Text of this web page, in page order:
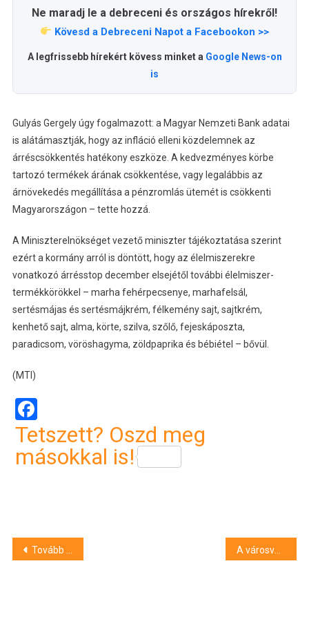
Ne maradj le a debreceni és országos hírekről!
Kövesd a Debreceni Napot a Facebookon >>
A legfrissebb hírekért kövess minket a Google News-on
is
Gulyás Gergely úgy fogalmazott: a Magyar Nemzeti Bank adatai
is alátámasztják, hogy az infláció elleni közdelemnek az
árréscsökkentés hatékony eszköze. A kedvezményes körbe
tartozó termékek árának csökkentése, vagy legalábbis az
árnövekedés megállítása a pénzromlás ütemét is csökkenti
Magyarországon – tette hozzá.
A Miniszterelnökséget vezető miniszter tájékoztatása szerint
ezért a kormány arról is döntött, hogy az élelmiszerekre
vonatkozó árrésstop december elsejétől további élelmiszer-
termékkörökkel – marha fehérpecsenye, marhafelsál,
sertésmájas és sertésmájkrém, félkemény sajt, sajtkrém,
kenhető sajt, alma, körte, szilva, szőlő, fejeskáposzta,
paradicsom, vöröshagyma, zöldpaprika és bébiétel – bővül.
(MTI)
Facebook
Tetszett? Oszd meg
másokkal is!
Bejegyzés
Tovább drágul a gázolaj a benzinkutakon